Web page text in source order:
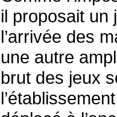
il proposait un
l’arrivée des
une autre
brut des jeux